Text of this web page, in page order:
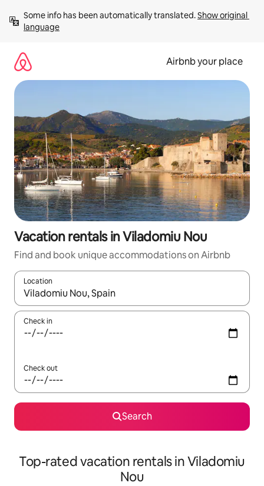
content
Some info has been automatically translated. Show original
language
Airbnb your place
Vacation rentals in Viladomiu Nou
Find and book unique accommodations on Airbnb
Location
When results are available, navigate with up and down arrow
Check in
Check out
Search
Top-rated vacation rentals in Viladomiu
Nou